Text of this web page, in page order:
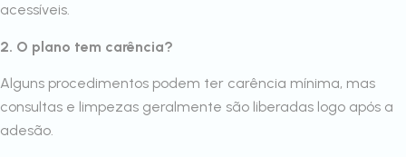
acessíveis.
2. O plano tem carência?
Alguns procedimentos podem ter carência mínima, mas
consultas e limpezas geralmente são liberadas logo após a
adesão.